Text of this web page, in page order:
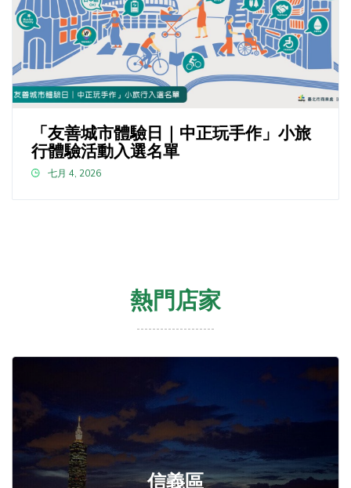
「友善城市體驗日｜中正玩手作」小旅
行體驗活動入選名單
七月 4, 2026
熱門店家
信義區